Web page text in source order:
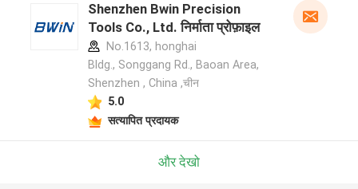
Shenzhen Bwin Precision
Tools Co., Ltd. निर्माता प्रोफ़ाइल
No.1613, honghai
Bldg., Songgang Rd., Baoan Area,
Shenzhen , China ,चीन
5.0
सत्यापित प्रदायक
और देखो